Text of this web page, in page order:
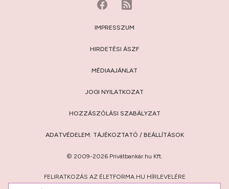
IMPRESSZUM
HIRDETÉSI ÁSZF
MÉDIAAJÁNLAT
JOGI NYILATKOZAT
HOZZÁSZÓLÁSI SZABÁLYZAT
ADATVÉDELEM: TÁJÉKOZTATÓ / BEÁLLÍTÁSOK
© 2009-2026 Privátbankár.hu Kft.
FELIRATKOZÁS AZ ÉLETFORMA.HU HÍRLEVELÉRE